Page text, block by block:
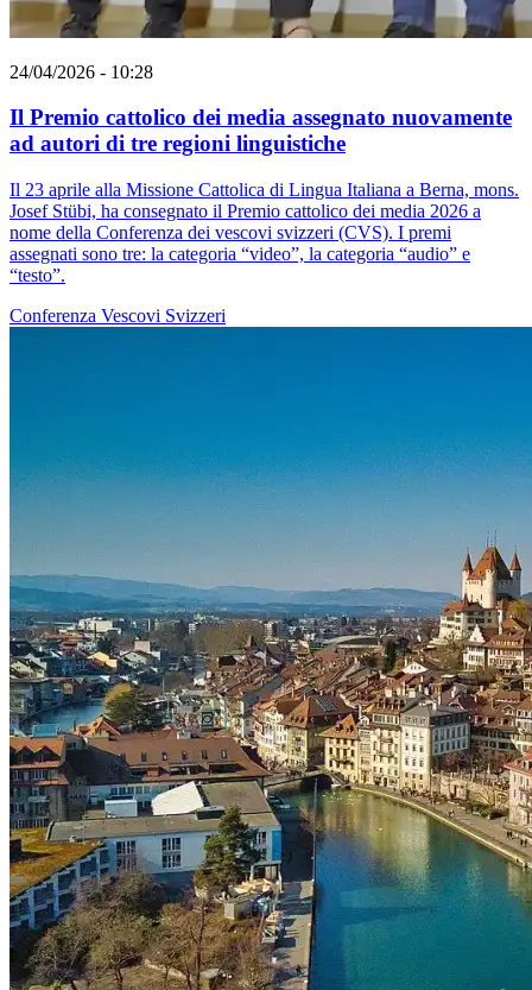
24/04/2026 - 10:28
Il Premio cattolico dei media assegnato nuovamente
ad autori di tre regioni linguistiche
Il 23 aprile alla Missione Cattolica di Lingua Italiana a Berna, mons.
Josef Stübi, ha consegnato il Premio cattolico dei media 2026 a
nome della Conferenza dei vescovi svizzeri (CVS). I premi
assegnati sono tre: la categoria “video”, la categoria “audio” e
“testo”.
Conferenza Vescovi Svizzeri